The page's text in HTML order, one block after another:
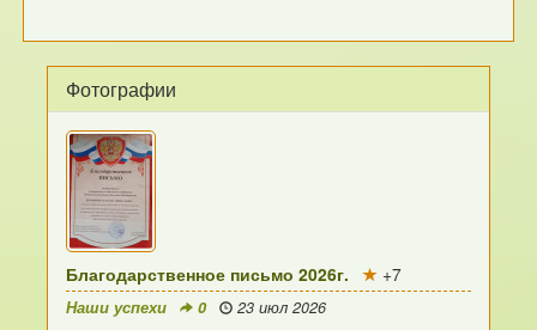
Фотографии
Благодарственное письмо 2026г. +7
Наши успехи 0 23 июл 2026